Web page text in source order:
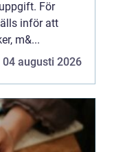
För
inför att
m&...
04 augusti 2026